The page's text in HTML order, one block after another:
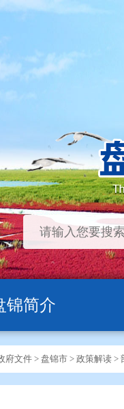
锦简介
府文件 > 盘锦市 > 政策解读 >